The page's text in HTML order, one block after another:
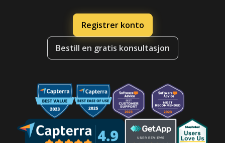
Registrer konto
Bestill en gratis konsultasjon